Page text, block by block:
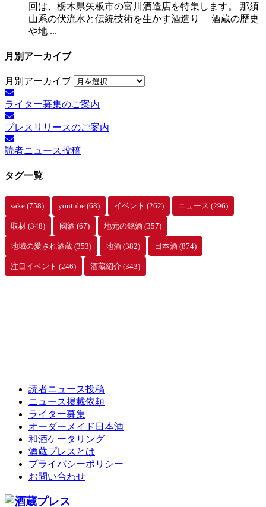
回は、栃木県矢板市の富川酒造店を特集します。 那須
山系の伏流水と伝統技術を生かす酒造り ―酒蔵の歴史
や地 ...
月別アーカイブ
月別アーカイブ
ライター募集のご案内
プレスリリースのご案内
読者ニュース投稿
タグ一覧
sake (758) youtube (68) イベント (262) ニュース (296)
取材 (348) 國酒 (67) 地元の銘酒 (357)
地域の愛され酒蔵 (353) 地酒 (382) 日本酒 (874)
注目イベント (246) 酒蔵紹介 (343)
読者ニュース投稿
ニュース掲載依頼
ライター募集
オーダーメイド日本酒
和酒ケータリング
酒蔵プレスとは
プライバシーポリシー
お問い合わせ